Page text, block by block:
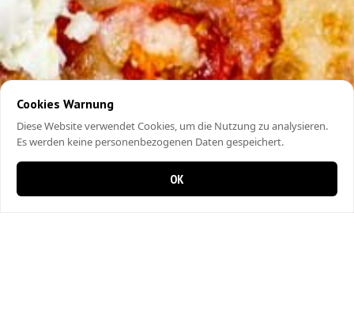
Cookies Warnung
Diese Website verwendet Cookies, um die Nutzung zu analysieren.
Es werden keine personenbezogenen Daten gespeichert.
OK